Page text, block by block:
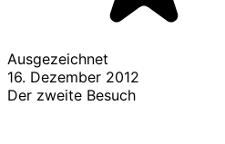
Ausgezeichnet
16. Dezember 2012
Der zweite Besuch